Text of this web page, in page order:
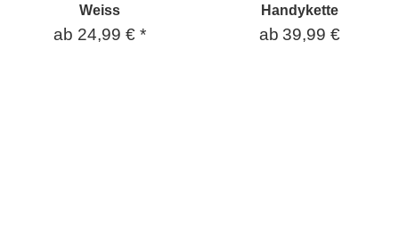
Weiss
ab 24,99 € *
Handykette
ab 39,99 €